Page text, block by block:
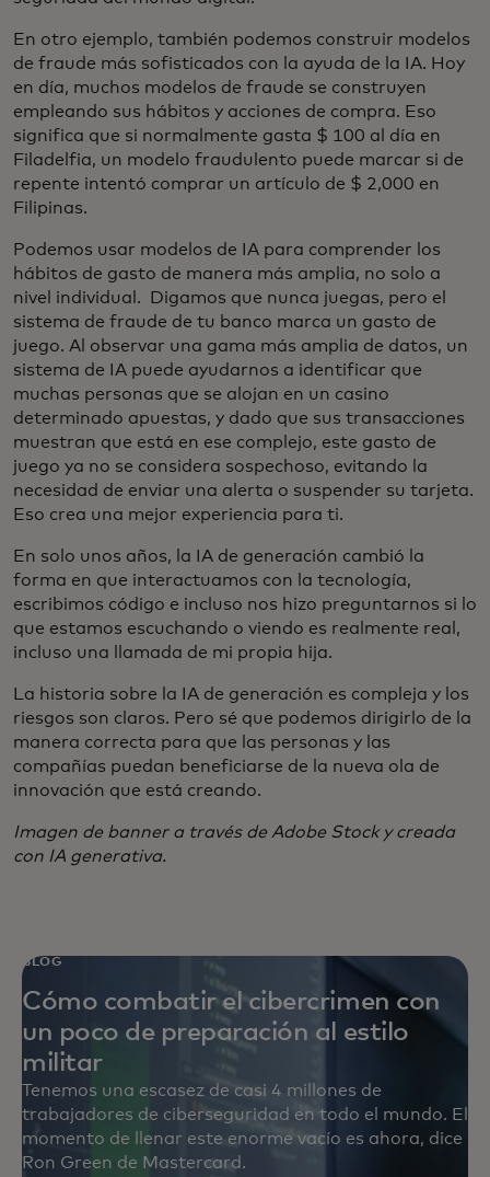
En otro ejemplo, también podemos construir modelos
de fraude más sofisticados con la ayuda de la IA. Hoy
en día, muchos modelos de fraude se construyen
empleando sus hábitos y acciones de compra. Eso
significa que si normalmente gasta $ 100 al día en
Filadelfia, un modelo fraudulento puede marcar si de
repente intentó comprar un artículo de $ 2,000 en
Filipinas.
Podemos usar modelos de IA para comprender los
hábitos de gasto de manera más amplia, no solo a
nivel individual. Digamos que nunca juegas, pero el
sistema de fraude de tu banco marca un gasto de
juego. Al observar una gama más amplia de datos, un
sistema de IA puede ayudarnos a identificar que
muchas personas que se alojan en un casino
determinado apuestas, y dado que sus transacciones
muestran que está en ese complejo, este gasto de
juego ya no se considera sospechoso, evitando la
necesidad de enviar una alerta o suspender su tarjeta.
Eso crea una mejor experiencia para ti.
En solo unos años, la IA de generación cambió la
forma en que interactuamos con la tecnología,
escribimos código e incluso nos hizo preguntarnos si lo
que estamos escuchando o viendo es realmente real,
incluso una llamada de mi propia hija.
La historia sobre la IA de generación es compleja y los
riesgos son claros. Pero sé que podemos dirigirlo de la
manera correcta para que las personas y las
compañías puedan beneficiarse de la nueva ola de
innovación que está creando.
Imagen de banner a través de Adobe Stock y creada
con IA generativa.
BLOG
Cómo combatir el cibercrimen con
un poco de preparación al estilo
militar
Tenemos una escasez de casi 4 millones de
trabajadores de ciberseguridad en todo el mundo. El
momento de llenar este enorme vacío es ahora, dice
Ron Green de Mastercard.